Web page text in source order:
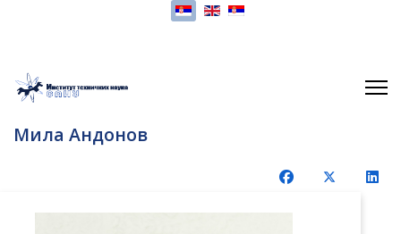
Изаберите ваш језик
Мила Андонов